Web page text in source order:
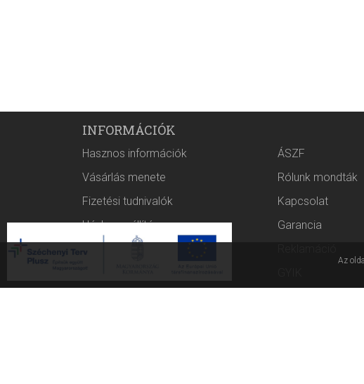
Az
INFORMÁCIÓK
Hasznos információk
ÁSZF
Vásárlás menete
Rólunk mondták
Fizetési tudnivalók
Kapcsolat
Házhozszállítás
Garancia
Rólunk